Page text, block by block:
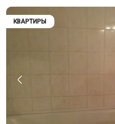
КВАРТИРЫ